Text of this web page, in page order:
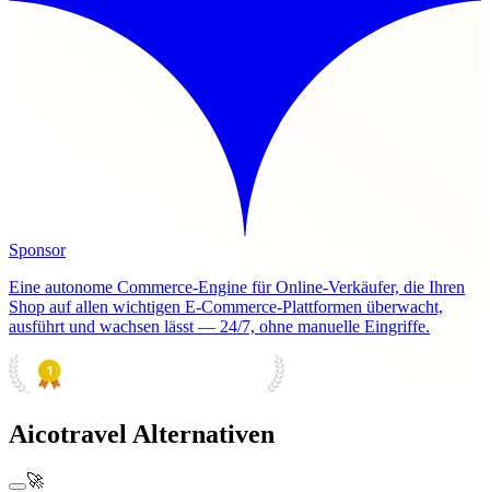
Sponsor
Eine autonome Commerce-Engine für Online-Verkäufer, die Ihren
Shop auf allen wichtigen E-Commerce-Plattformen überwacht,
ausführt und wachsen lässt — 24/7, ohne manuelle Eingriffe.
Aicotravel Alternativen
🚀